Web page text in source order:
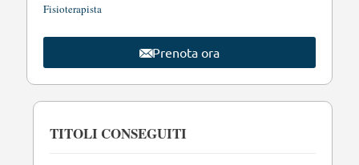
Fisioterapista
Prenota ora
TITOLI CONSEGUITI